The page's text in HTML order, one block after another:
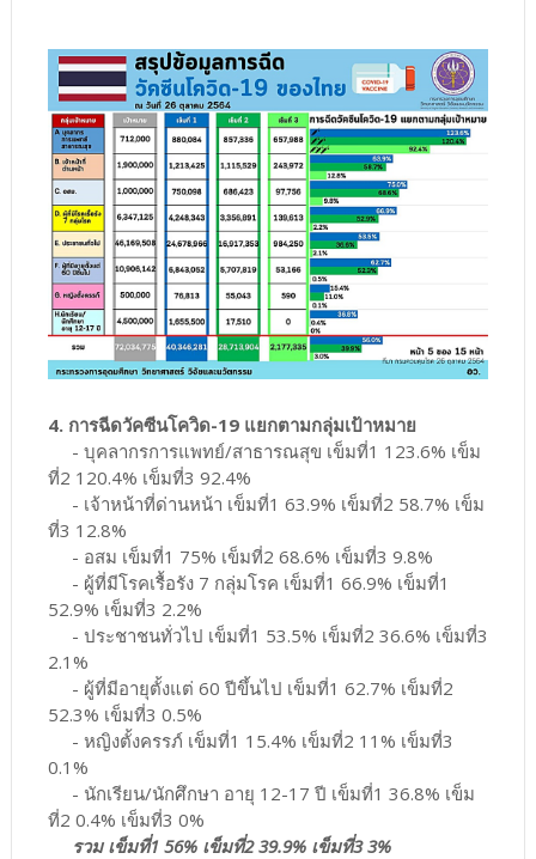
4. การฉีดวัคซีนโควิด-19 แยกตามกลุ่มเป้าหมาย
- บุคลากรการแพทย์/สาธารณสุข เข็มที่1 123.6% เข็ม
ที่2 120.4% เข็มที่3 92.4%
- เจ้าหน้าที่ด่านหน้า เข็มที่1 63.9% เข็มที่2 58.7% เข็ม
ที่3 12.8%
- อสม เข็มที่1 75% เข็มที่2 68.6% เข็มที่3 9.8%
- ผู้ที่มีโรคเรื้อรัง 7 กลุ่มโรค เข็มที่1 66.9% เข็มที่1
52.9% เข็มที่3 2.2%
- ประชาชนทั่วไป เข็มที่1 53.5% เข็มที่2 36.6% เข็มที่3
2.1%
- ผู้ที่มีอายุตั้งแต่ 60 ปีขึ้นไป เข็มที่1 62.7% เข็มที่2
52.3% เข็มที่3 0.5%
- หญิงตั้งครรภ์ เข็มที่1 15.4% เข็มที่2 11% เข็มที่3
0.1%
- นักเรียน/นักศึกษา อายุ 12-17 ปี เข็มที่1 36.8% เข็ม
ที่2 0.4% เข็มที่3 0%
รวม เข็มที่1 56% เข็มที่2 39.9% เข็มที่3 3%